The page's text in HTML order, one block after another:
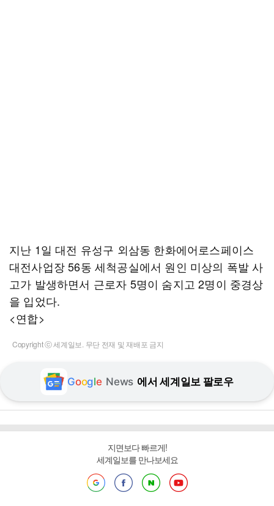
지난 1일 대전 유성구 외삼동 한화에어로스페이스
대전사업장 56동 세척공실에서 원인 미상의 폭발 사
고가 발생하면서 근로자 5명이 숨지고 2명이 중경상
을 입었다.
<연합>
Copyright ⓒ 세계일보. 무단 전재 및 재배포 금지
Google News 에서 세계일보 팔로우
지면보다 빠르게!
세계일보를 만나보세요